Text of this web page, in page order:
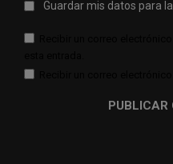
Guardar mis datos para